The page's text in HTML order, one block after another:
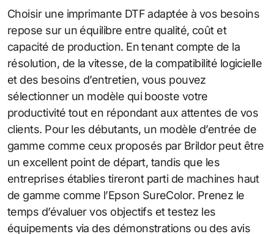
Choisir une imprimante DTF adaptée à vos besoins
repose sur un équilibre entre qualité, coût et
capacité de production. En tenant compte de la
résolution, de la vitesse, de la compatibilité logicielle
et des besoins d’entretien, vous pouvez
sélectionner un modèle qui booste votre
productivité tout en répondant aux attentes de vos
clients. Pour les débutants, un modèle d’entrée de
gamme comme ceux proposés par Brildor peut être
un excellent point de départ, tandis que les
entreprises établies tireront parti de machines haut
de gamme comme l’Epson SureColor. Prenez le
temps d’évaluer vos objectifs et testez les
équipements via des démonstrations ou des avis